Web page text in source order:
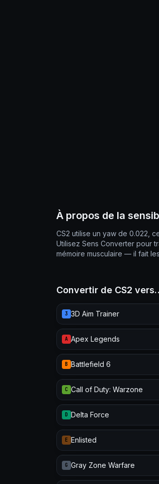
À propos de la
CS2 utilise un yaw de 0.022,
Utilisez Sens Converter pour
mémoire musculaire — il fait
Convertir de CS2
3 3D Aim Trainer
A Apex Legends
B Battlefield 6
C Call of Duty: Warzone
D Delta Force
E Enlisted
G Gray Zone Warfare